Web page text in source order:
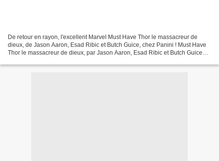
De retour en rayon, l'excellent Marvel Must Have Thor le massacreur de
dieux, de Jason Aaron, Esad Ribic et Butch Guice, chez Panini ! Must Have
Thor le massacreur de dieux, par Jason Aaron, Esad Ribic et Butch Guice